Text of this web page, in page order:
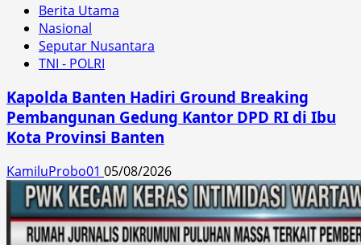
Berita Utama
Nasional
Seputar Nusantara
TNI - POLRI
Kapolda Banten Hadiri Ground Breaking
Pembangunan Gedung Kantor DPD RI di Ibu
Kota Provinsi Banten
KamiluProbo01 05/08/2026